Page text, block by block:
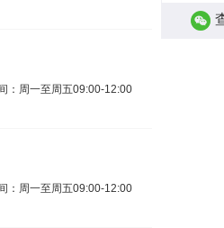
：周一至周五09:00-12:00
：周一至周五09:00-12:00